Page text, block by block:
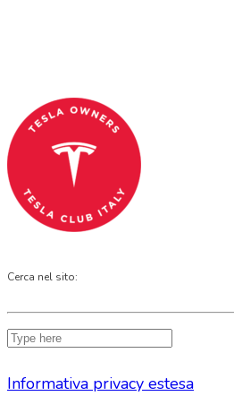
Cerca nel sito:
Informativa privacy estesa